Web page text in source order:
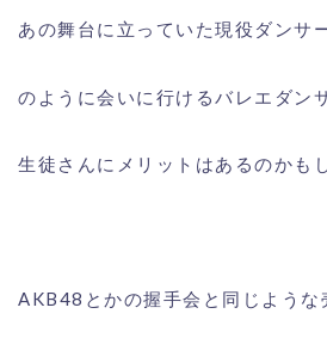
あの舞台に立っていた現役ダンサ
のように会いに行けるバレエダン
生徒さんにメリットはあるのかも
AKB48とかの握手会と同じような